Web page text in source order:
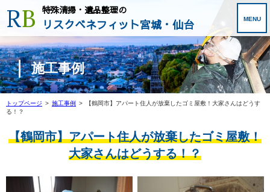
RB 特殊清掃・遺品整理の
リスクベネフィット宮城・仙台
施工事例
トップページ > 施工事例 >
【鶴岡市】アパート住人が放棄したゴミ屋敷！大家さんはどうす
る！？
【鶴岡市】アパート住人が放棄したゴミ屋敷！
大家さんはどうする！？